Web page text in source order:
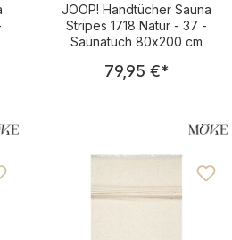
JOOP! Handtücher Sauna
Stripes 1718 Natur - 37 -
Saunatuch 80x200 cm
Regulärer
79,95 €*